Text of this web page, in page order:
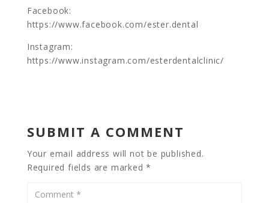
Facebook:
https://www.facebook.com/ester.dental
Instagram:
https://www.instagram.com/esterdentalclinic/
SUBMIT A COMMENT
Your email address will not be published.
Required fields are marked*